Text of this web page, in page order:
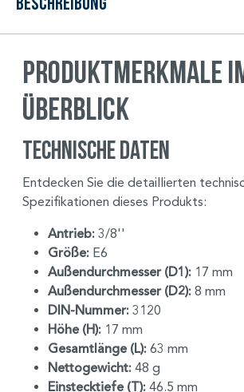
Produktmerkmale
Überblick
Technische Daten
Entdecken Sie die detaillierten
Spezifikationen dieses Produkts:
Antrieb: 3/8''
Größe: E6
Außendurchmesser (D1): 17 mm
Außendurchmesser (D2): 8 mm
DIN-Nummer: 3120
Höhe (H): 17 mm
Gesamtlänge (L): 63 mm
Nettogewicht: 48 g
Einstecktiefe (T): 46.5 mm